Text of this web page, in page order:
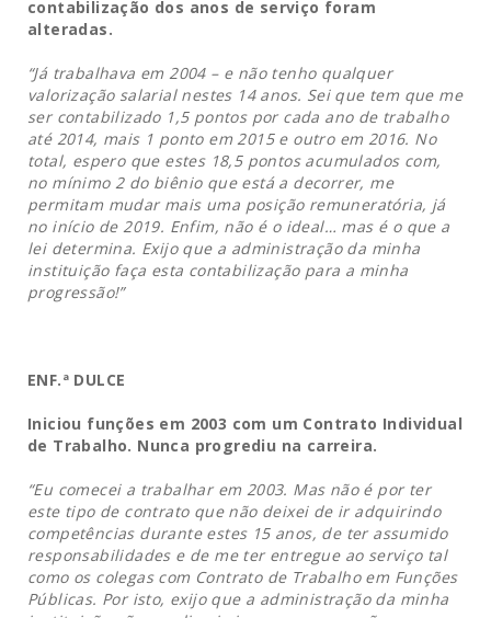
contabilização dos anos de serviço foram
alteradas.
“Já trabalhava em 2004 – e não tenho qualquer
valorização salarial nestes 14 anos. Sei que tem que me
ser contabilizado 1,5 pontos por cada ano de trabalho
até 2014, mais 1 ponto em 2015 e outro em 2016. No
total, espero que estes 18,5 pontos acumulados com,
no mínimo 2 do biênio que está a decorrer, me
permitam mudar mais uma posição remuneratória, já
no início de 2019. Enfim, não é o ideal… mas é o que a
lei determina. Exijo que a administração da minha
instituição faça esta contabilização para a minha
progressão!”
ENF.ª DULCE
Iniciou funções em 2003 com um Contrato Individual
de Trabalho. Nunca progrediu na carreira.
“Eu comecei a trabalhar em 2003. Mas não é por ter
este tipo de contrato que não deixei de ir adquirindo
competências durante estes 15 anos, de ter assumido
responsabilidades e de me ter entregue ao serviço tal
como os colegas com Contrato de Trabalho em Funções
Públicas. Por isto, exijo que a administração da minha